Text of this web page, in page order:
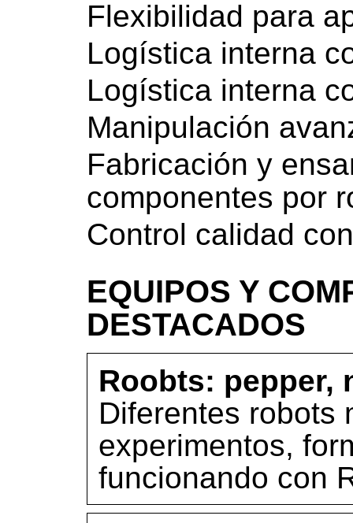
Flexibilidad para
Logística interna
Logística interna
Manipulación
Fabricación y
componentes por
Control calidad
EQUIPOS Y
DESTACADOS
Roobts: pepper,
Diferentes robots
experimentos,
funcionando con